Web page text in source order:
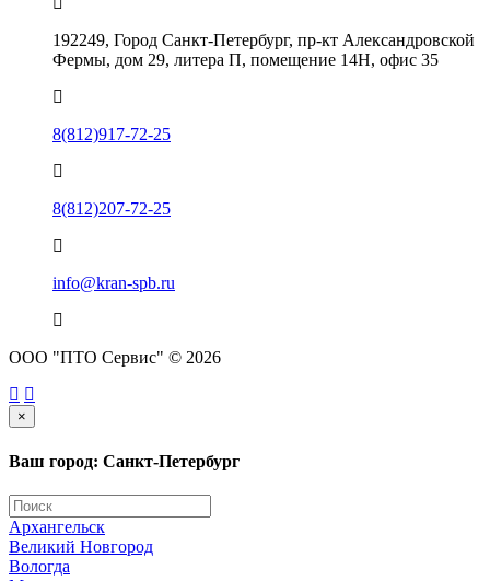
192249, Город Санкт-Петербург, пр-кт Александровской
Фермы, дом 29, литера П, помещение 14Н, офис 35
8(812)917-72-25
8(812)207-72-25
info@kran-spb.ru
ООО "ПТО Сервис" © 2026
×
Ваш город: Санкт-Петербург
Архангельск
Великий Новгород
Вологда